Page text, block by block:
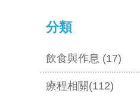
分類
飲食與作息 (17)
療程相關(112)